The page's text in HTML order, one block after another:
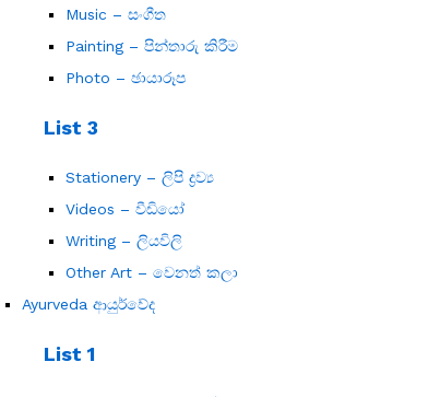
Music – සංගීත
Painting – පින්තාරු කිරීම
Photo – ඡායාරූප
List 3
Stationery – ලිපි ද්‍රව්‍ය
Videos – වීඩියෝ
Writing – ලියවිලි
Other Art – වෙනත් කලා
Ayurveda ආයුර්වේද
List 1